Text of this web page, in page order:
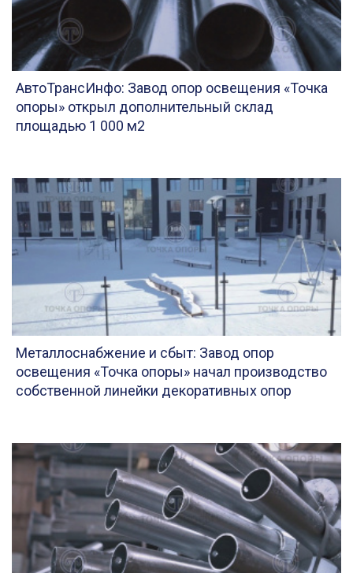
АвтоТрансИнфо: Завод опор освещения «Точка
опоры» открыл дополнительный склад
площадью 1 000 м2
Металлоснабжение и сбыт: Завод опор
освещения «Точка опоры» начал производство
собственной линейки декоративных опор